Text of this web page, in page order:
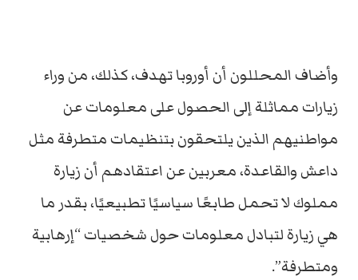
وأضاف المحللون أن أوروبا تهدف، كذلك، من وراء
زيارات مماثلة إلى الحصول على معلومات عن
مواطنيهم الذين يلتحقون بتنظيمات متطرفة مثل
داعش والقاعدة، معربين عن اعتقادهم أن زيارة
مملوك لا تحمل طابعًا سياسيًا تطبيعيًا، بقدر ما
هي زيارة لتبادل معلومات حول شخصيات “إرهابية
ومتطرفة”.